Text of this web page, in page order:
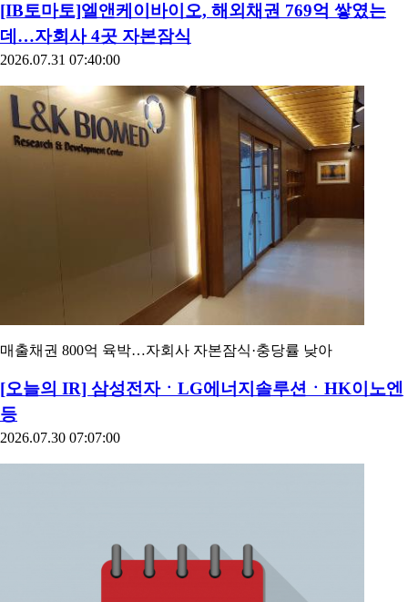
[IB토마토]엘앤케이바이오, 해외채권 769억 쌓였는
데…자회사 4곳 자본잠식
2026.07.31 07:40:00
매출채권 800억 육박…자회사 자본잠식·충당률 낮아
[오늘의 IR] 삼성전자ㆍLG에너지솔루션ㆍHK이노엔
등
2026.07.30 07:07:00